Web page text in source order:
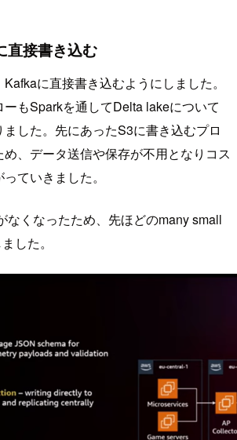
直接書き込む
に直接書き込むようにしました。
ーもSparkを通してDelta lakeについて
した。先にあったS3に書き込むプロ
、データ送信や保存が不用となりコス
ていきました。
なくなったため、先ほどのmany small
した。